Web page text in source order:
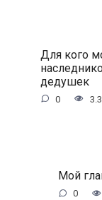
Для кого
дедушек
0
Мой
0